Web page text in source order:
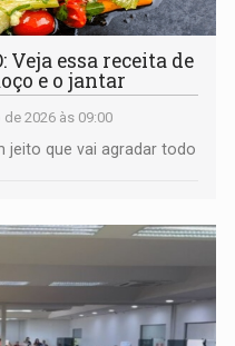
Veja essa receita de
e o jantar
2026 às 09:00
jeito que vai agradar todo